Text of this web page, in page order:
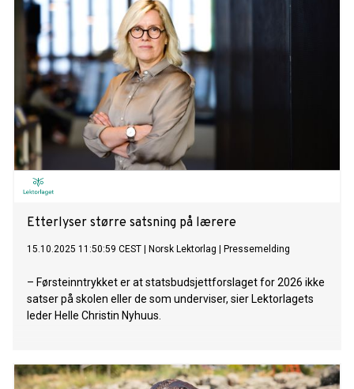
Etterlyser større satsning på lærere
15.10.2025 11:50:59 CEST Norsk Lektorlag Pressemelding
– Førsteinntrykket er at statsbudsjettforslaget for 2026 ikke
satser på skolen eller de som underviser, sier Lektorlagets
leder Helle Christin Nyhuus.